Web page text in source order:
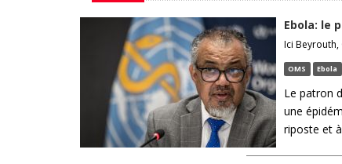
Ebola: le
Ici Beyrouth,
OMS Ebola
Le patron
une
riposte et